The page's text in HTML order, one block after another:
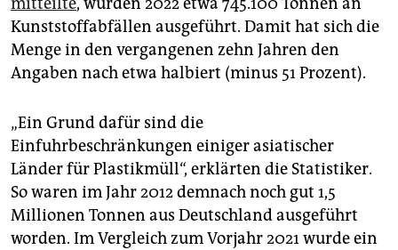
abo
genossenschaft
epaper login
Kunststoffabfällen ausgeführt. Damit hat sich die
Menge in den vergangenen zehn Jahren den
Angaben nach etwa halbiert (minus 51 Prozent).
„Ein Grund dafür sind die
Einfuhrbeschränkungen einiger asiatischer
Länder für Plastikmüll“, erklärten die Statistiker.
So waren im Jahr 2012 demnach noch gut 1,5
Millionen Tonnen aus Deutschland ausgeführt
worden. Im Vergleich zum Vorjahr 2021 wurde ein